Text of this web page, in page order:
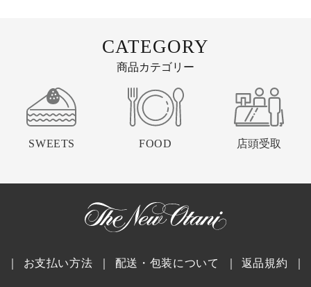
CATEGORY
商品カテゴリー
SWEETS FOOD 店頭受取
お支払い方法 配送・包装について 返品規約